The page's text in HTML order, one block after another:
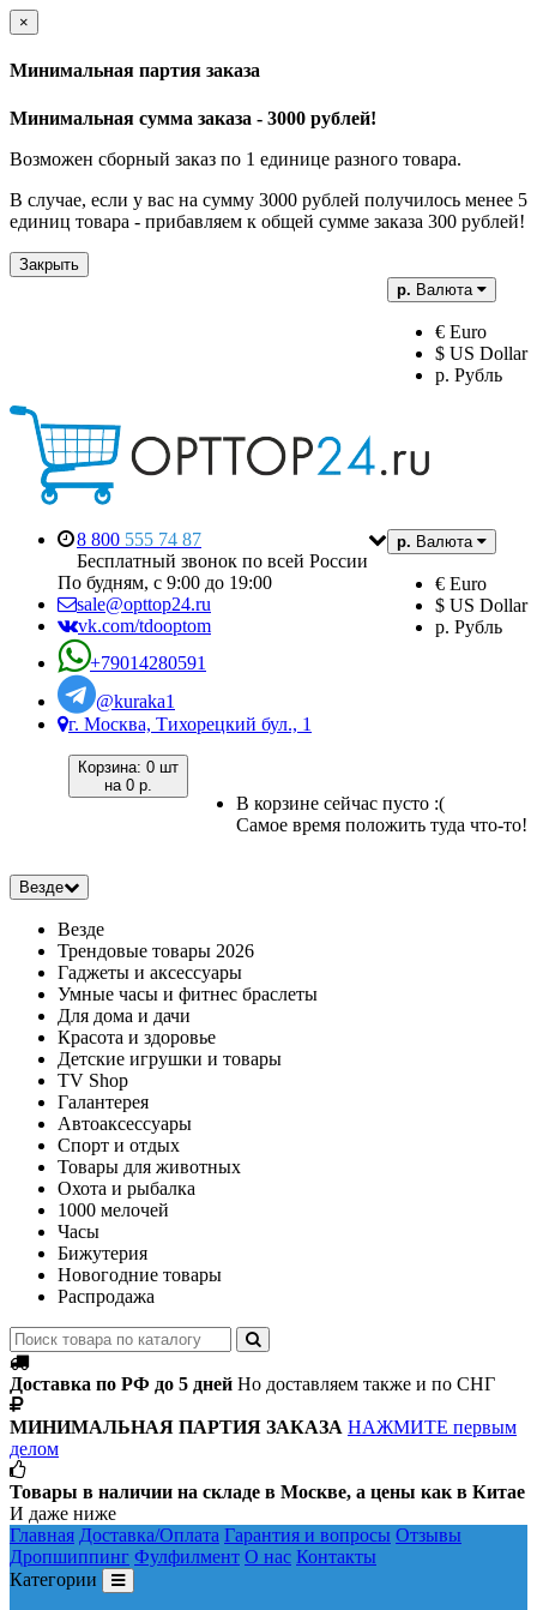
×
Минимальная партия заказа
Минимальная сумма заказа - 3000 рублей!
Возможен сборный заказ по 1 единице разного товара.
В случае, если у вас на сумму 3000 рублей получилось менее 5
единиц товара - прибавляем к общей сумме заказа 300 рублей!
Закрыть
р. Валюта
€ Euro
$ US Dollar
р. Рубль
р. Валюта
€ Euro
$ US Dollar
р. Рубль
8 800 555 74 87
Бесплатный звонок по всей России
По будням, с 9:00 до 19:00
sale@opttop24.ru
vk.com/tdooptom
+79014280591
@kuraka1
г. Москва, Тихорецкий бул., 1
Корзина: 0 шт
на 0 р.
В корзине сейчас пусто :(
Самое время положить туда что-то!
Везде
Везде
Трендовые товары 2026
Гаджеты и аксессуары
Умные часы и фитнес браслеты
Для дома и дачи
Красота и здоровье
Детские игрушки и товары
TV Shop
Галантерея
Автоаксессуары
Спорт и отдых
Товары для животных
Охота и рыбалка
1000 мелочей
Часы
Бижутерия
Новогодние товары
Распродажа
Доставка по РФ до 5 дней Но доставляем также и по СНГ
МИНИМАЛЬНАЯ ПАРТИЯ ЗАКАЗА НАЖМИТЕ первым
делом
Товары в наличии на складе в Москве, а цены как в Китае
И даже ниже
Главная Доставка/Оплата Гарантия и вопросы Отзывы
Дропшиппинг Фулфилмент О нас Контакты
Категории